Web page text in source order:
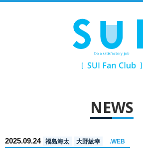
NEWS
2025.09.24 福島海太 大野紘幸 .WEB